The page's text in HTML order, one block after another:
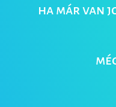
ha már van